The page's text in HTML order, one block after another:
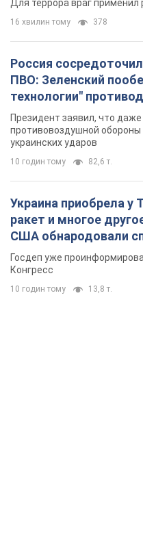
украинских ударов
10 годин тому 82,6 т.
Украина приобрела у
ракет и многое
США обнародовали
Госдеп уже
Конгресс